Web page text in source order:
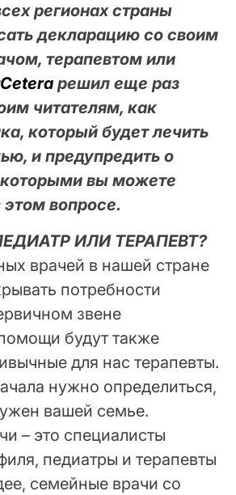
регионах страны
декларацию со своим
терапевтом или
решил еще раз
читателям, как
который будет лечить
и предупредить о
которыми вы можете
этом вопросе.
ИЛИ ТЕРАПЕВТ?
врачей в нашей стране
потребности
звене
будут также
для нас терапевты.
нужно определиться,
вашей семье.
– это специалисты
педиатры и терапевты
семейные врачи со